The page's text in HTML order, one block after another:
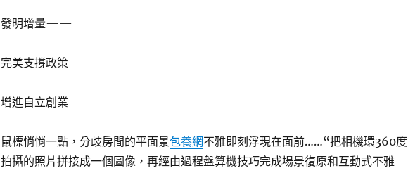
發明增量——
完美支撐政策
增進自立創業
鼠標悄悄一點，分歧房間的平面景包養網不雅即刻浮現在面前……“把相機環360度
拍攝的照片拼接成一個圖像，再經由過程盤算機技巧完成場景復原和互動式不雅